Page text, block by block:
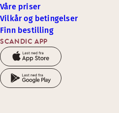
SCANDIC APP
Våre priser
Vilkår og betingelser
Finn bestilling